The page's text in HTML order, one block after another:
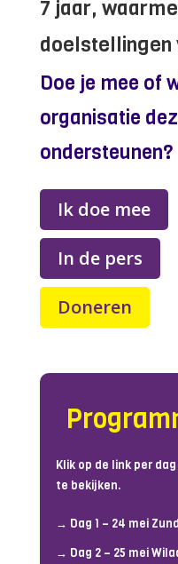
7 jaar,
doelstellingen
Doe je mee of
organisatie
ondersteunen?
Ik doe mee
In de pers
Doneren
Klik op de link per
te bekijken.
→ Dag 1 – 24 mei
→ Dag 2 – 25 mei